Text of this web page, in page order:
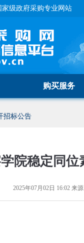
级政府采购专业网站
购买服务
招标公告
院稳定同
2025年07月02日 16:02 来